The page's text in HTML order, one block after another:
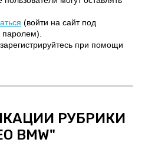
(войти на сайт под
при помощи
РУБРИКИ
BMW"